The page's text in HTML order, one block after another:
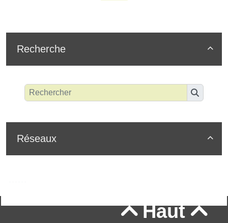

Recherche

Réseaux
Haut